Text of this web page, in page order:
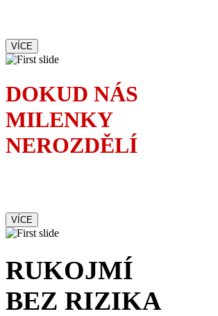
VÍCE
DOKUD NÁS
MILENKY
NEROZDĚLÍ
VÍCE
RUKOJMÍ
BEZ RIZIKA